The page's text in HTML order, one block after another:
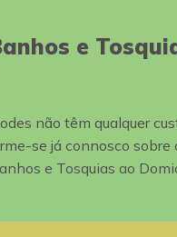
e
não têm qualquer
se já connosco sobre
e Tosquias ao